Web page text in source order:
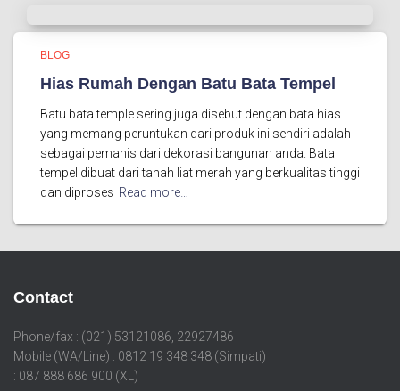
BLOG
Hias Rumah Dengan Batu Bata Tempel
Batu bata temple sering juga disebut dengan bata hias
yang memang peruntukan dari produk ini sendiri adalah
sebagai pemanis dari dekorasi bangunan anda. Bata
tempel dibuat dari tanah liat merah yang berkualitas tinggi
dan diproses Read more…
Contact
Phone/fax : (021) 53121086, 22927486
Mobile (WA/Line) : 0812 19 348 348 (Simpati)
: 087 888 686 900 (XL)